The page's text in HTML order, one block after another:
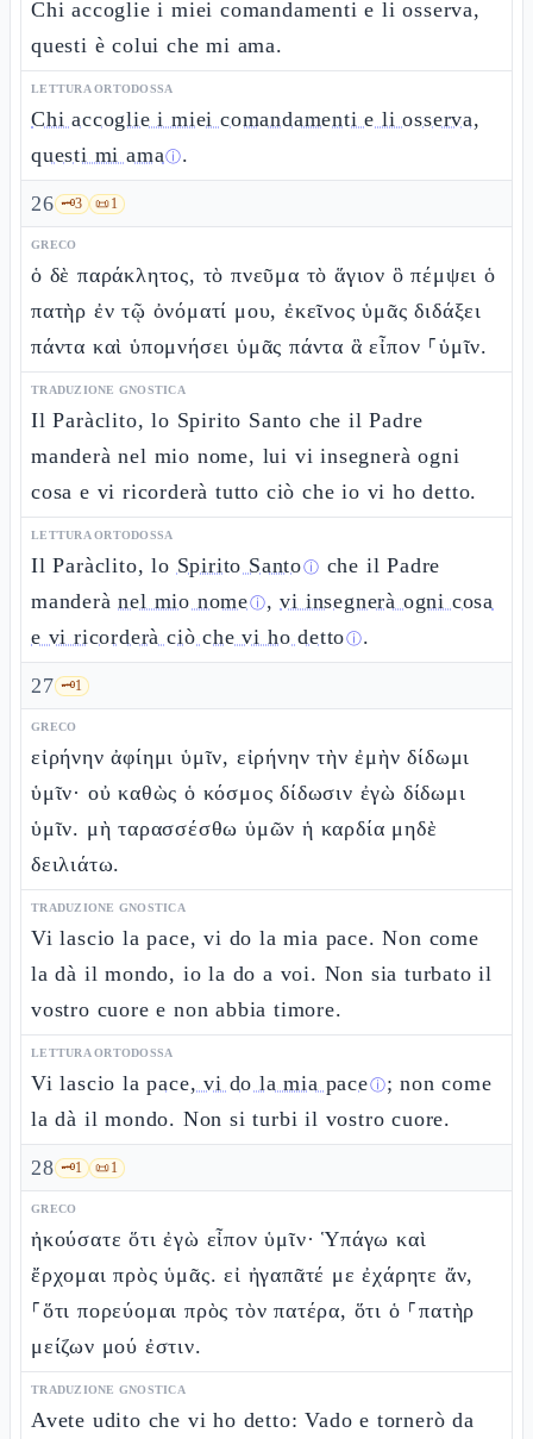
Chi accoglie i miei comandamenti e li osserva,
questi è colui che mi ama.
LETTURA ORTODOSSA
Chi accoglie i miei comandamenti e li osserva,
questi mi amaⓘ.
26 🗝️3 📜1
GRECO
ὁ δὲ παράκλητος, τὸ πνεῦμα τὸ ἅγιον ὃ πέμψει ὁ
πατὴρ ἐν τῷ ὀνόματί μου, ἐκεῖνος ὑμᾶς διδάξει
πάντα καὶ ὑπομνήσει ὑμᾶς πάντα ἃ εἶπον ⸀ὑμῖν.
TRADUZIONE GNOSTICA
Il Paràclito, lo Spirito Santo che il Padre
manderà nel mio nome, lui vi insegnerà ogni
cosa e vi ricorderà tutto ciò che io vi ho detto.
LETTURA ORTODOSSA
Il Paràclito, lo Spirito Santoⓘ che il Padre
manderànel mio nomeⓘ,vi insegnerà ogni cosa
e vi ricorderà ciò che vi ho dettoⓘ.
27 🗝️1
GRECO
εἰρήνην ἀφίημι ὑμῖν, εἰρήνην τὴν ἐμὴν δίδωμι
ὑμῖν· οὐ καθὼς ὁ κόσμος δίδωσιν ἐγὼ δίδωμι
ὑμῖν. μὴ ταρασσέσθω ὑμῶν ἡ καρδία μηδὲ
δειλιάτω.
TRADUZIONE GNOSTICA
Vi lascio la pace, vi do la mia pace. Non come
la dà il mondo, io la do a voi. Non sia turbato il
vostro cuore e non abbia timore.
LETTURA ORTODOSSA
Vi lascio lapace, vi do la mia paceⓘ; non come
la dà il mondo. Non si turbi il vostro cuore.
28 🗝️1 📜1
GRECO
ἠκούσατε ὅτι ἐγὼ εἶπον ὑμῖν· Ὑπάγω καὶ
ἔρχομαι πρὸς ὑμᾶς. εἰ ἠγαπᾶτέ με ἐχάρητε ἄν,
⸀ὅτι πορεύομαι πρὸς τὸν πατέρα, ὅτι ὁ ⸀πατὴρ
μείζων μού ἐστιν.
TRADUZIONE GNOSTICA
Avete udito che vi ho detto: Vado e tornerò da